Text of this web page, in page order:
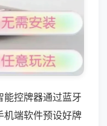
能控牌器通过蓝牙
机端软件预设好牌